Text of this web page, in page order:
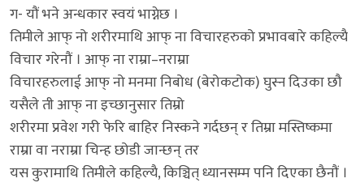
ग- यौं भने अन्धकार स्वयं भाग्नेछ ।
तिमीले आफ् नो शरीरमाथि आफ् ना विचारहरुको प्रभावबारे कहिल्यै
विचार गरेनौं । आफ् ना राम्रा–नराम्रा
विचारहरुलाई आफ् नो मनमा निबोध (बेरोकटोक) घुस्न दिउका छौ
यसैले ती आफ् ना इच्छानुसार तिम्रो
शरीरमा प्रवेश गरी फेरि बाहिर निस्कने गर्दछन् र तिम्रा मस्तिष्कमा
राम्रा वा नराम्रा चिन्ह छोडी जान्छन् तर
यस कुरामाथि तिमीले कहिल्यै, किञ्चित् ध्यानसम्म पनि दिएका छैनौं ।